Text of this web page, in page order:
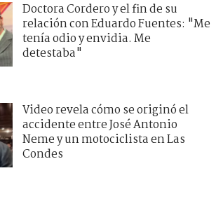
Doctora Cordero y el fin de su
relación con Eduardo Fuentes: "Me
tenía odio y envidia. Me
detestaba"
Video revela cómo se originó el
accidente entre José Antonio
Neme y un motociclista en Las
Condes